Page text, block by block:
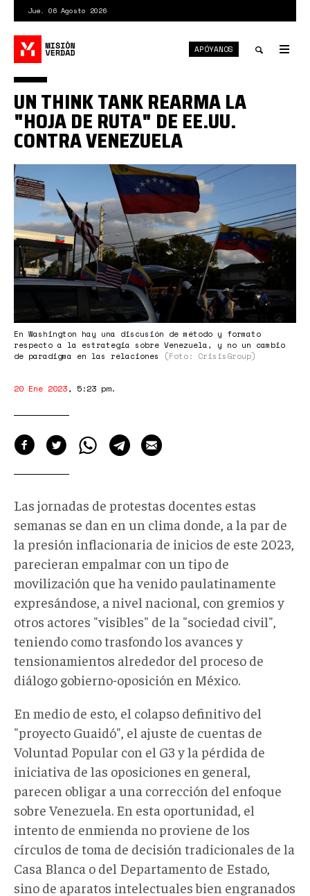
contenido
principal
Jue. 06 Agosto 2026
APÓYANOS
Venezuela-
eeuu1.jpg
En Washington hay una discusión de método y formato
respecto a la estrategia sobre Venezuela, y no un cambio
de paradigma en las relaciones
(Foto: CrisisGroup)
UN THINK TANK REARMA LA
"HOJA DE RUTA" DE EE.UU.
CONTRA VENEZUELA
20 Ene 2023, 5:23 pm.
Las jornadas de protestas docentes estas
semanas se dan en un clima donde, a la par de
la presión inflacionaria de inicios de este 2023,
parecieran empalmar con un tipo de
movilización que ha venido paulatinamente
expresándose, a nivel nacional, con gremios y
otros actores "visibles" de la "sociedad civil",
teniendo como trasfondo los avances y
tensionamientos alrededor del proceso de
diálogo gobierno-oposición en México.
En medio de esto, el colapso definitivo del
"proyecto Guaidó", el ajuste de cuentas de
Voluntad Popular con el G3 y la pérdida de
iniciativa de las oposiciones en general,
parecen obligar a una corrección del enfoque
sobre Venezuela. En esta oportunidad, el
intento de enmienda no proviene de los
círculos de toma de decisión tradicionales de la
Casa Blanca o del Departamento de Estado,
sino de aparatos intelectuales bien engranados